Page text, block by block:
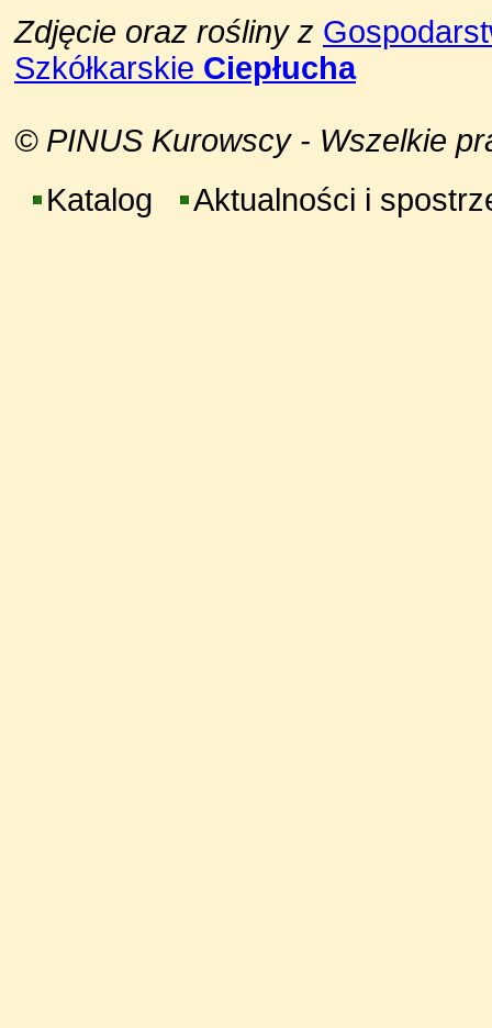
Zdjęcie oraz rośliny z
Szkółkarskie Ciepłucha
© PINUS Kurowscy - Wszelkie
Katalog
Aktualności i